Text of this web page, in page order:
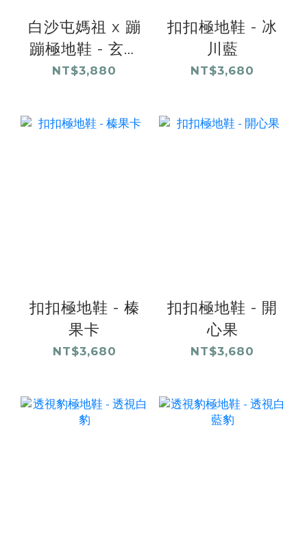
白沙屯媽祖 x 蹦
蹦極地鞋 - 玄砂
紅
NT$3,880
扣扣極地鞋 - 冰
川藍
NT$3,680
扣扣極地鞋 - 榛
果卡
NT$3,680
扣扣極地鞋 - 開
心果
NT$3,680